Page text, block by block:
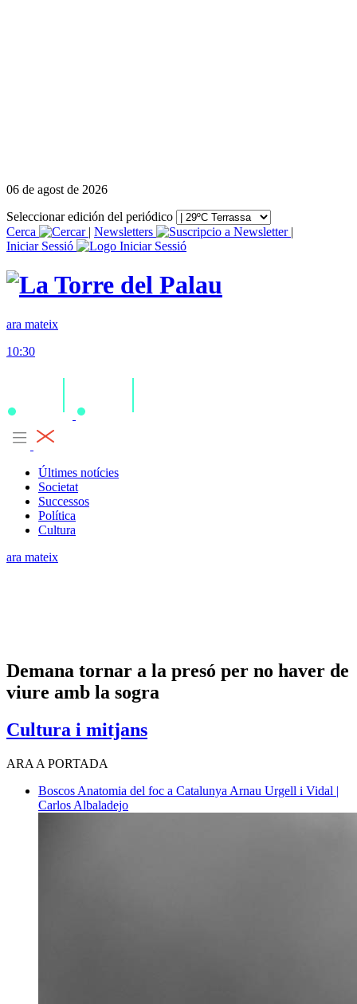
06 de agost de 2026
Seleccionar edición del periódico
Cerca
| Newsletters
|
Iniciar Sessió
ara mateix
10:30
Últimes notícies
Societat
Successos
Política
Cultura
ara mateix
Demana tornar a la presó per no haver de
viure amb la sogra
Cultura i mitjans
ARA A PORTADA
Boscos Anatomia del foc a Catalunya Arnau Urgell i Vidal |
Carlos Albaladejo